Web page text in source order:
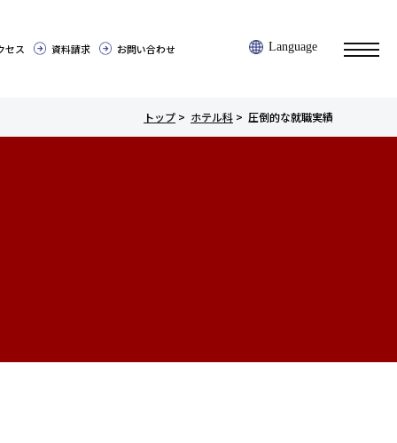
toggle
セス 資料請求 お問い合わせ Language
トップ > ホテル科 > 圧倒的な就職実績